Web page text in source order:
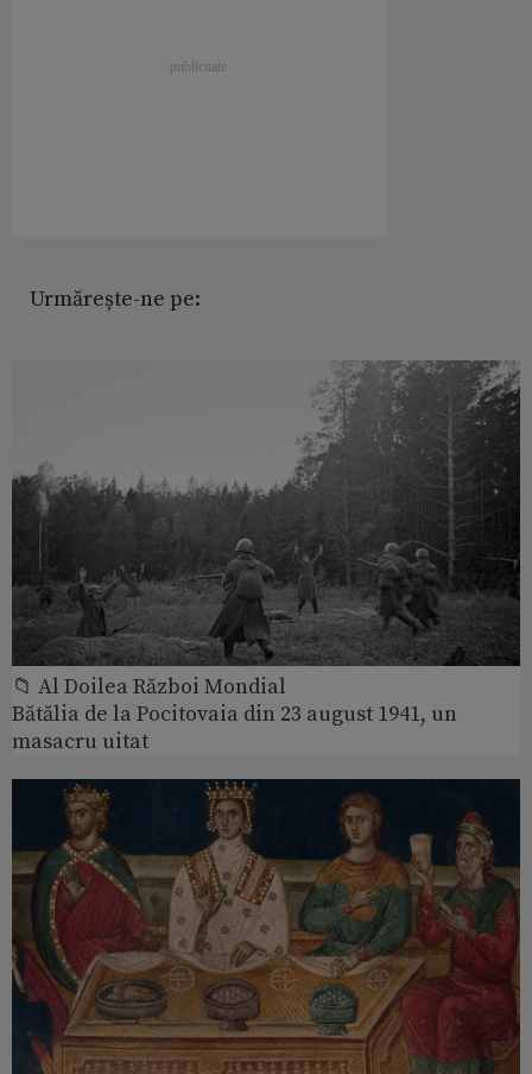
Urmărește-ne pe:
📁 Al Doilea Război Mondial
Bătălia de la Pocitovaia din 23 august 1941, un
masacru uitat